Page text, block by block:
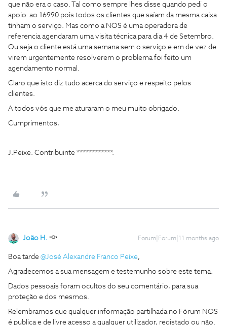
que não era o caso. Tal como sempre lhes disse quando pedi o
apoio ao 16990 pois todos os clientes que saíam da mesma caixa
tinham o serviço. Mas como a NOS é uma operadora de
referencia agendaram uma visita técnica para dia 4 de Setembro.
Ou seja o cliente está uma semana sem o serviço e em de vez de
virem urgentemente resolverem o problema foi feito um
agendamento normal.
Claro que isto diz tudo acerca do serviço e respeito pelos
clientes.
A todos vós que me aturaram o meu muito obrigado.
Cumprimentos,
J.Peixe. Contribuinte ************.
João H. Forum|Forum|11 months ago
Boa tarde ​ @José Alexandre Franco Peixe,
Agradecemos a sua mensagem e testemunho sobre este tema.
Dados pessoais foram ocultos do seu comentário, para sua
proteção e dos mesmos.
Relembramos que qualquer informação partilhada no Fórum NOS
é publica e de livre acesso a qualquer utilizador, registado ou não.